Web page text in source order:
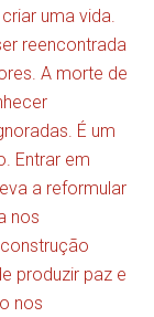
uma vida.
reencontrada
A morte de
É um
Entrar em
a reformular
nos
produzir paz e
nos